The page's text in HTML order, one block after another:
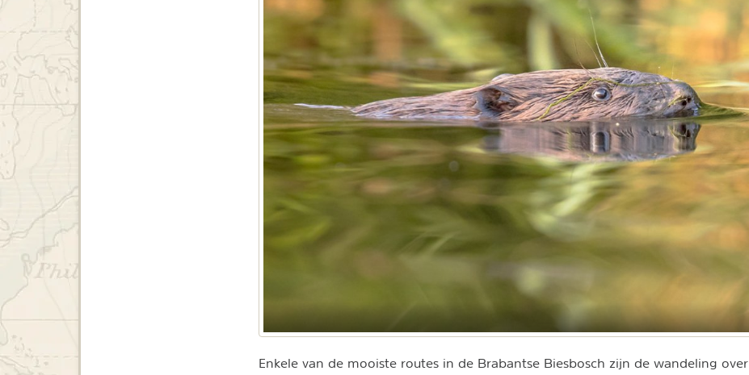
Enkele van de mooiste routes in de Brabantse Biesbosch zijn de wandeling over